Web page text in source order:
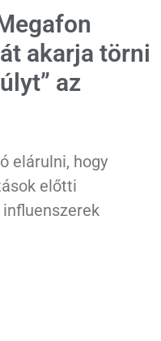
akarja törni
az
elárulni, hogy
előtti